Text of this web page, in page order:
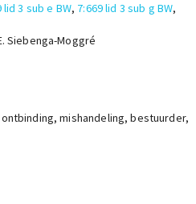
lid 3 sub e BW, 7:669 lid 3 sub g BW,
Siebenga-Moggré
mishandeling, bestuurder,